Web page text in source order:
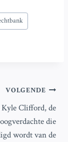
VOLGENDE
Clifford, de
die
wordt van de